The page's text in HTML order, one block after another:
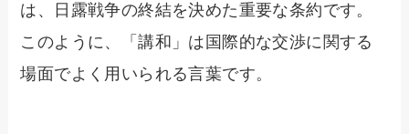
は、日露戦争の終結を決めた重要な条約です。
このように、「講和」は国際的な交渉に関する
場面でよく用いられる言葉です。